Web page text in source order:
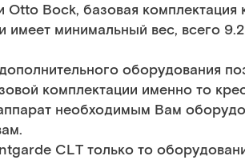
Bock, базовая комплектация
имеет минимальный вес, всего 9.2
оборудования
комплектации именно то
необходимым Вам
CLT только то